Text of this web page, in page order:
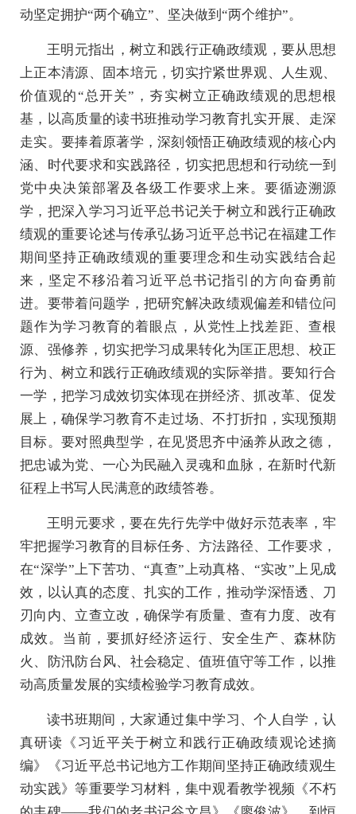
动坚定拥护“两个确立”、坚决做到“两个维护”。
王明元指出，树立和践行正确政绩观，要从思想
上正本清源、固本培元，切实拧紧世界观、人生观、
价值观的“总开关”，夯实树立正确政绩观的思想根
基，以高质量的读书班推动学习教育扎实开展、走深
走实。要捧着原著学，深刻领悟正确政绩观的核心内
涵、时代要求和实践路径，切实把思想和行动统一到
党中央决策部署及各级工作要求上来。要循迹溯源
学，把深入学习习近平总书记关于树立和践行正确政
绩观的重要论述与传承弘扬习近平总书记在福建工作
期间坚持正确政绩观的重要理念和生动实践结合起
来，坚定不移沿着习近平总书记指引的方向奋勇前
进。要带着问题学，把研究解决政绩观偏差和错位问
题作为学习教育的着眼点，从党性上找差距、查根
源、强修养，切实把学习成果转化为匡正思想、校正
行为、树立和践行正确政绩观的实际举措。要知行合
一学，把学习成效切实体现在拼经济、抓改革、促发
展上，确保学习教育不走过场、不打折扣，实现预期
目标。要对照典型学，在见贤思齐中涵养从政之德，
把忠诚为党、一心为民融入灵魂和血脉，在新时代新
征程上书写人民满意的政绩答卷。
王明元要求，要在先行先学中做好示范表率，牢
牢把握学习教育的目标任务、方法路径、工作要求，
在“深学”上下苦功、“真查”上动真格、“实改”上见成
效，以认真的态度、扎实的工作，推动学深悟透、刀
刃向内、立查立改，确保学有质量、查有力度、改有
成效。当前，要抓好经济运行、安全生产、森林防
火、防汛防台风、社会稳定、值班值守等工作，以推
动高质量发展的实绩检验学习教育成效。
读书班期间，大家通过集中学习、个人自学，认
真研读《习近平关于树立和践行正确政绩观论述摘
编》《习近平总书记地方工作期间坚持正确政绩观生
动实践》等重要学习材料，集中观看教学视频《不朽